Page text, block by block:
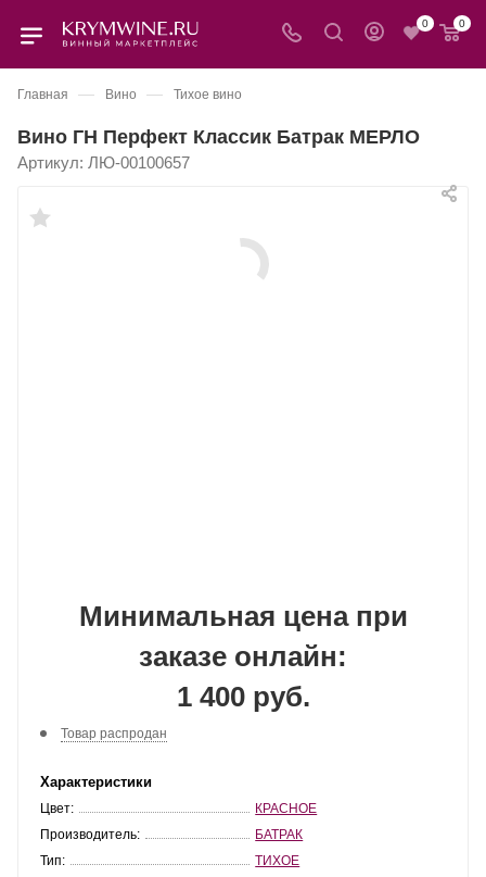
0 0
Главная — Вино — Тихое вино
Вино ГН Перфект Классик Батрак МЕРЛО
Артикул: ЛЮ-00100657
Минимальная цена при
заказе онлайн:
1 400 руб.
Товар распродан
Характеристики
Цвет:
КРАСНОЕ
Производитель:
БАТРАК
Тип:
ТИХОЕ